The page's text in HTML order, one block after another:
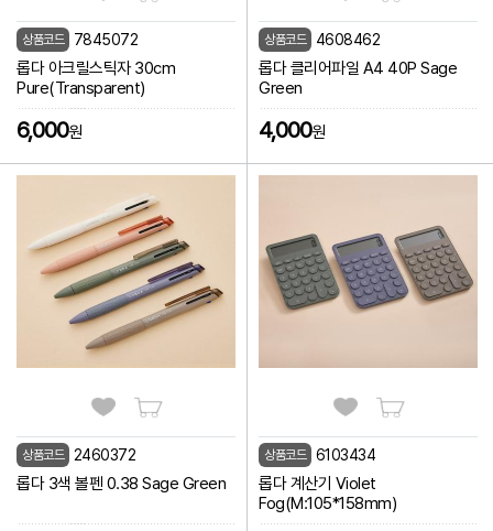
상품코드 7845072
롭다 아크릴스틱자 30cm
Pure(Transparent)
6,000원
상품코드 4608462
롭다 클리어파일 A4 40P Sage
Green
4,000원
상품코드 2460372
롭다 3색 볼펜 0.38 Sage Green
상품코드 6103434
롭다 계산기 Violet
Fog(M:105*158mm)